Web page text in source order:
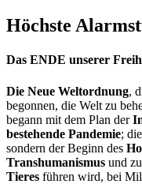
Höchste
Das ENDE unserer
Die Neue Weltordnung,
begonnen, die Welt zu
begann mit dem Plan der
bestehende Pandemie;
sondern der Beginn des
Transhumanismus und
Tieres führen wird, bei